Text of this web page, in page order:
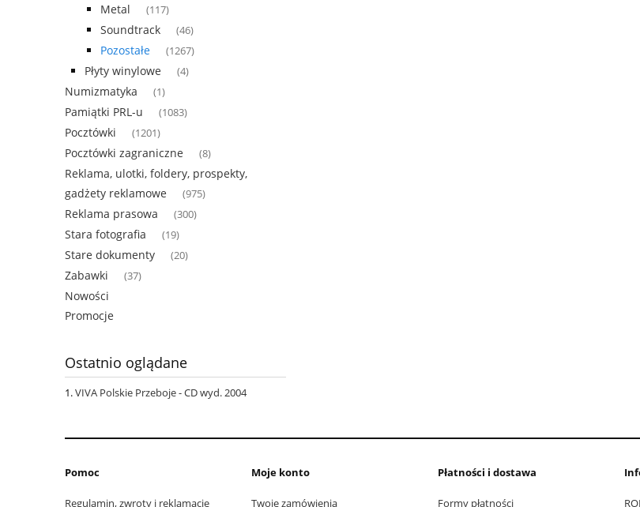
Metal (117)
Soundtrack (46)
Pozostałe (1267)
Płyty winylowe (4)
Numizmatyka (1)
Pamiątki PRL-u (1083)
Pocztówki (1201)
Pocztówki zagraniczne (8)
Reklama, ulotki, foldery, prospekty,
gadżety reklamowe
(975)
Reklama prasowa (300)
Stara fotografia (19)
Stare dokumenty (20)
Zabawki (37)
Nowości
Promocje
Ostatnio oglądane
VIVA Polskie Przeboje - CD wyd. 2004
Pomoc
Regulamin, zwroty i reklamacje
Moje konto
Twoje zamówienia
Płatności i dostawa
Formy płatności